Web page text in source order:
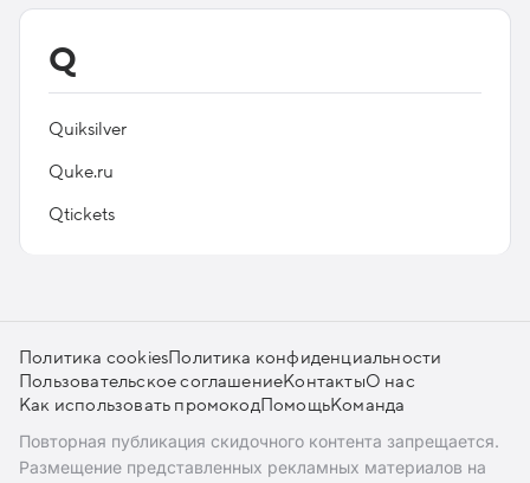
Q
Quiksilver
Quke.ru
Qtickets
Политика cookiesПолитика конфиденциальности
Пользовательское соглашениеКонтактыО нас
Как использовать промокодПомощьКоманда
Повторная публикация скидочного контента запрещается.
Размещение представленных рекламных материалов на